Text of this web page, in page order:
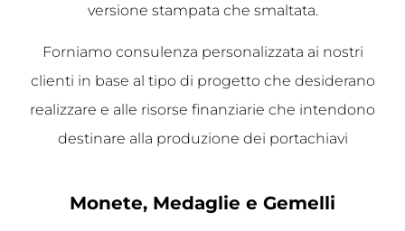
versione stampata che smaltata.
Forniamo consulenza personalizzata ai nostri
clienti in base al tipo di progetto che desiderano
realizzare e alle risorse finanziarie che intendono
destinare alla produzione dei portachiavi
Monete, Medaglie e Gemelli